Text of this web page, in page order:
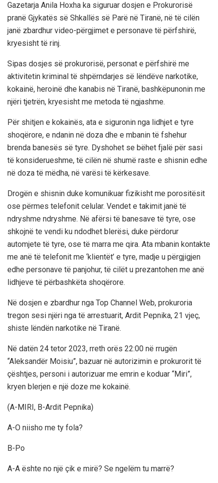
Gazetarja Anila Hoxha ka siguruar dosjen e Prokurorisë
pranë Gjykatës së Shkallës së Parë në Tiranë, në të cilën
janë zbardhur video-përgjimet e personave të përfshirë,
kryesisht të rinj.
Sipas dosjes së prokurorisë, personat e përfshirë me
aktivitetin kriminal të shpërndarjes së lëndëve narkotike,
kokainë, heroinë dhe kanabis në Tiranë, bashkëpunonin me
njëri tjetrën, kryesisht me metoda të ngjashme.
Për shitjen e kokainës, ata e siguronin nga lidhjet e tyre
shoqërore, e ndanin në doza dhe e mbanin të fshehur
brenda banesës së tyre. Dyshohet se bëhet fjalë për sasi
të konsiderueshme, të cilën në shumë raste e shisnin edhe
në doza të mëdha, në varësi të kërkesave.
Drogën e shisnin duke komunikuar fizikisht me porositësit
ose përmes telefonit celular. Vendet e takimit janë të
ndryshme ndryshme. Në afërsi të banesave të tyre, ose
shkojnë te vendi ku ndodhet blerësi, duke përdorur
automjete të tyre, ose të marra me qira. Ata mbanin kontakte
me anë të telefonit me ‘klientët’ e tyre, madje u përgjigjen
edhe personave të panjohur, të cilët u prezantohen me anë
lidhjeve të përbashkëta shoqërore.
Në dosjen e zbardhur nga Top Channel Web, prokuroria
tregon sesi njëri nga të arrestuarit, Ardit Pepnika, 21 vjeç,
shiste lëndën narkotike në Tiranë.
Në datën 24 tetor 2023, rreth orës 22:00 në rrugën
“Aleksandër Moisiu”, bazuar në autorizimin e prokurorit të
çështjes, personi i autorizuar me emrin e koduar “Miri”,
kryen blerjen e një doze me kokainë.
(A-MIRI, B-Ardit Pepnika)
A-O niisho me ty fola?
B-Po
A-A ështe no një çik e mirë? Se ngelëm tu marrë?